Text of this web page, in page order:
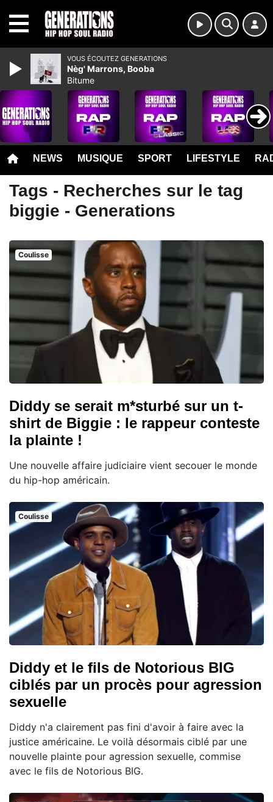
NEWS MUSIQUE SPORT LIFESTYLE
Tags - Recherches sur le tag
biggie - Generations
Coulisse
Diddy se serait m*sturbé sur un t-
shirt de Biggie : le rappeur conteste
la plainte !
Une nouvelle affaire judiciaire vient secouer le monde
du hip-hop américain.
Coulisse
Diddy et le fils de Notorious BIG
ciblés par un procès pour agression
sexuelle
Diddy n'a clairement pas fini d'avoir à faire avec la
justice américaine. Le voilà désormais ciblé par une
nouvelle plainte pour agression sexuelle, commise
avec le fils de Notorious BIG.
VOUS ÉCOUTEZ GENERATIONS
Nèg' Marrons, Booba
Bitume